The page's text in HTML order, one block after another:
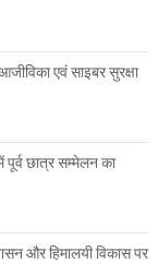
एवं साइबर सुरक्षा
पूर्व छात्र सम्मेलन का
और हिमालयी विकास पर